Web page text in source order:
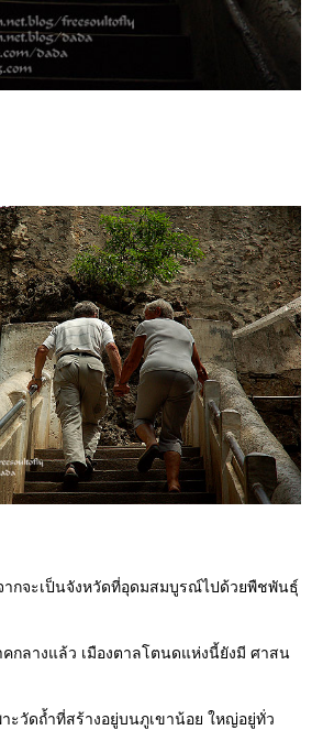
ากจะเป็นจังหวัดที่อุดมสมบูรณ์ไปด้วยพืชพันธุ์
กลางแล้ว เมืองตาลโตนดแห่งนี้ยังมี ศาสน
ะวัดถ้ำที่สร้างอยู่บนภูเขาน้อย ใหญ่อยู่ทั่ว